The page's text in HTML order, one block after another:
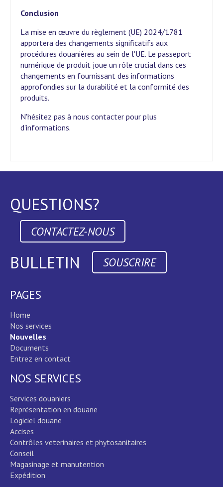
Conclusion
La mise en œuvre du règlement (UE) 2024/1781
apportera des changements significatifs aux
procédures douanières au sein de l'UE. Le passeport
numérique de produit joue un rôle crucial dans ces
changements en fournissant des informations
approfondies sur la durabilité et la conformité des
produits.
N'hésitez pas à nous contacter pour plus
d'informations.
QUESTIONS?
CONTACTEZ-NOUS
BULLETIN SOUSCRIRE
PAGES
Home
Nos services
Nouvelles
Documents
Entrez en contact
NOS SERVICES
Services douaniers
Représentation en douane
Logiciel douane
Accises
Contrôles veterinaires et phytosanitaires
Conseil
Magasinage et manutention
Expédition